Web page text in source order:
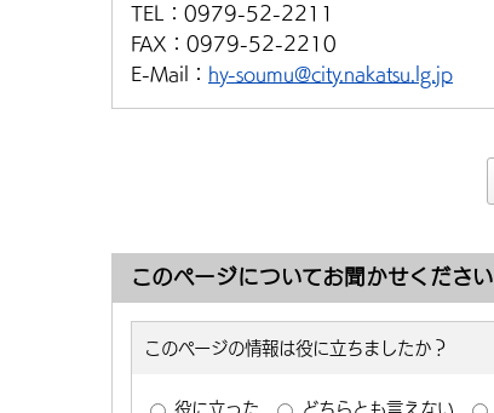
TEL： 0979-52-2211
FAX： 0979-52-2210
E-Mail： hy-soumu@city.nakatsu.lg.jp
このページについてお聞かせください